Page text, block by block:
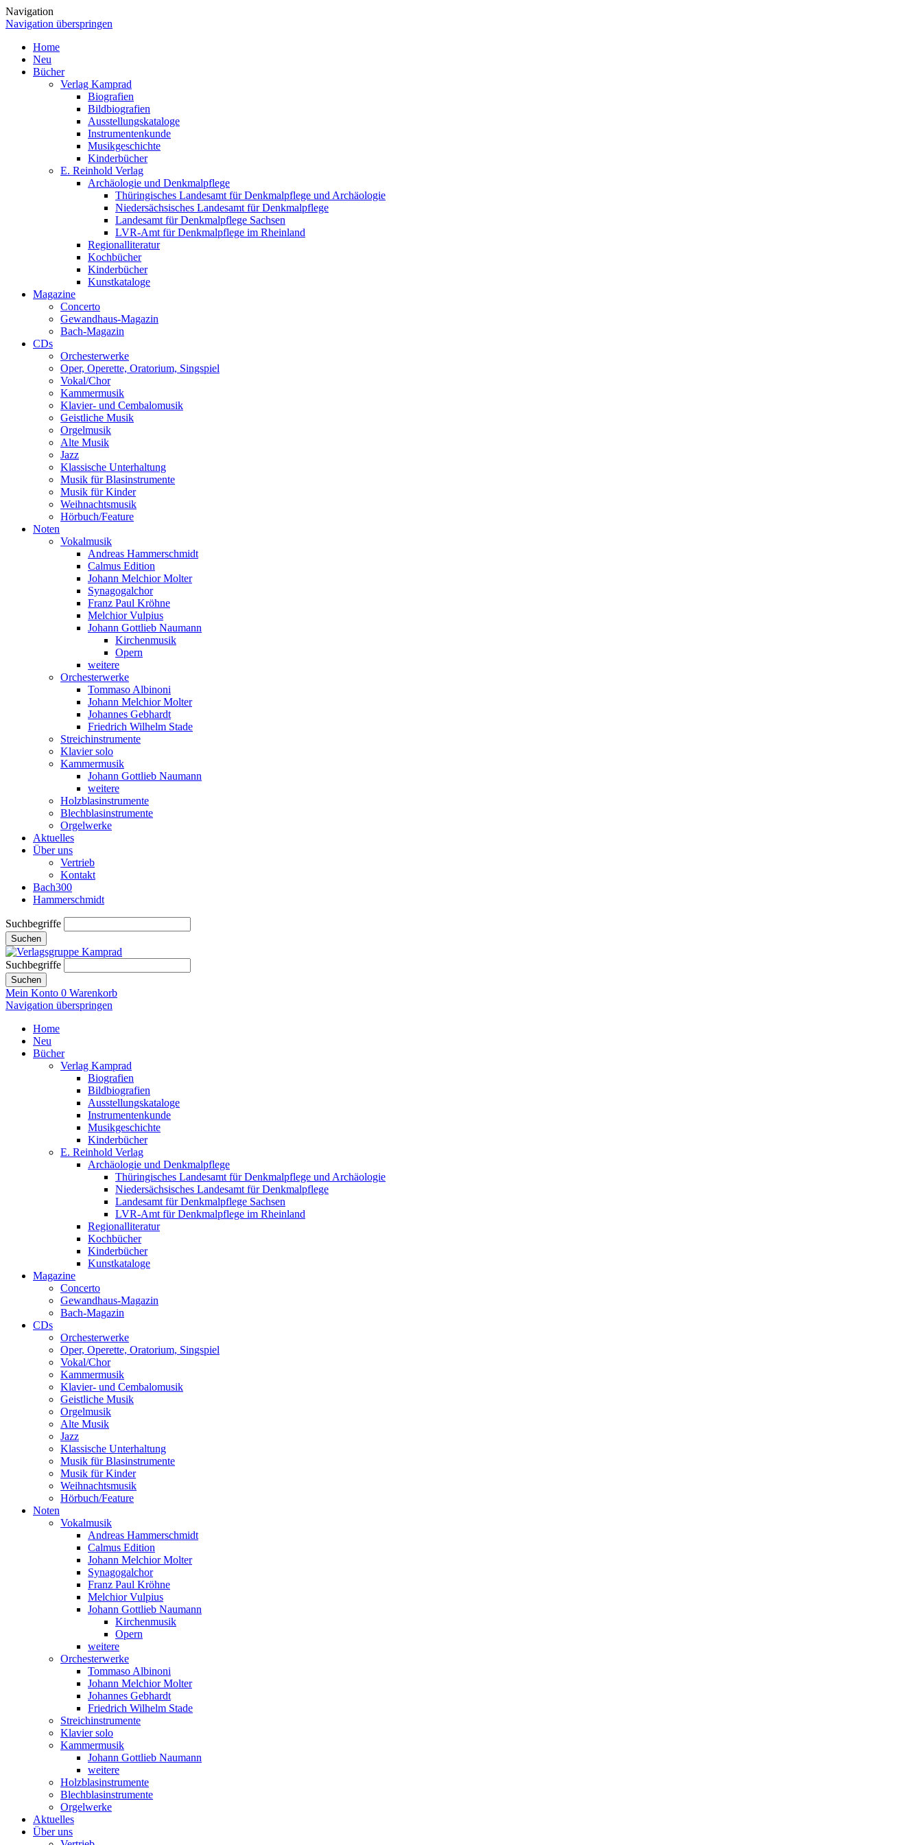
Navigation
Navigation überspringen
Home
Neu
Bücher
Verlag Kamprad
Biografien
Bildbiografien
Ausstellungskataloge
Instrumentenkunde
Musikgeschichte
Kinderbücher
E. Reinhold Verlag
Archäologie und Denkmalpflege
Thüringisches Landesamt für Denkmalpflege und Archäologie
Niedersächsisches Landesamt für Denkmalpflege
Landesamt für Denkmalpflege Sachsen
LVR-Amt für Denkmalpflege im Rheinland
Regionalliteratur
Kochbücher
Kinderbücher
Kunstkataloge
Magazine
Concerto
Gewandhaus-Magazin
Bach-Magazin
CDs
Orchesterwerke
Oper, Operette, Oratorium, Singspiel
Vokal/Chor
Kammermusik
Klavier- und Cembalomusik
Geistliche Musik
Orgelmusik
Alte Musik
Jazz
Klassische Unterhaltung
Musik für Blasinstrumente
Musik für Kinder
Weihnachtsmusik
Hörbuch/Feature
Noten
Vokalmusik
Andreas Hammerschmidt
Calmus Edition
Johann Melchior Molter
Synagogalchor
Franz Paul Kröhne
Melchior Vulpius
Johann Gottlieb Naumann
Kirchenmusik
Opern
weitere
Orchesterwerke
Tommaso Albinoni
Johann Melchior Molter
Johannes Gebhardt
Friedrich Wilhelm Stade
Streichinstrumente
Klavier solo
Kammermusik
Johann Gottlieb Naumann
weitere
Holzblasinstrumente
Blechblasinstrumente
Orgelwerke
Aktuelles
Über uns
Vertrieb
Kontakt
Bach300
Hammerschmidt
Suchbegriffe
Suchen
Suchbegriffe
Suchen
Mein Konto 0 Warenkorb
Navigation überspringen
Home
Neu
Bücher
Verlag Kamprad
Biografien
Bildbiografien
Ausstellungskataloge
Instrumentenkunde
Musikgeschichte
Kinderbücher
E. Reinhold Verlag
Archäologie und Denkmalpflege
Thüringisches Landesamt für Denkmalpflege und Archäologie
Niedersächsisches Landesamt für Denkmalpflege
Landesamt für Denkmalpflege Sachsen
LVR-Amt für Denkmalpflege im Rheinland
Regionalliteratur
Kochbücher
Kinderbücher
Kunstkataloge
Magazine
Concerto
Gewandhaus-Magazin
Bach-Magazin
CDs
Orchesterwerke
Oper, Operette, Oratorium, Singspiel
Vokal/Chor
Kammermusik
Klavier- und Cembalomusik
Geistliche Musik
Orgelmusik
Alte Musik
Jazz
Klassische Unterhaltung
Musik für Blasinstrumente
Musik für Kinder
Weihnachtsmusik
Hörbuch/Feature
Noten
Vokalmusik
Andreas Hammerschmidt
Calmus Edition
Johann Melchior Molter
Synagogalchor
Franz Paul Kröhne
Melchior Vulpius
Johann Gottlieb Naumann
Kirchenmusik
Opern
weitere
Orchesterwerke
Tommaso Albinoni
Johann Melchior Molter
Johannes Gebhardt
Friedrich Wilhelm Stade
Streichinstrumente
Klavier solo
Kammermusik
Johann Gottlieb Naumann
weitere
Holzblasinstrumente
Blechblasinstrumente
Orgelwerke
Aktuelles
Über uns